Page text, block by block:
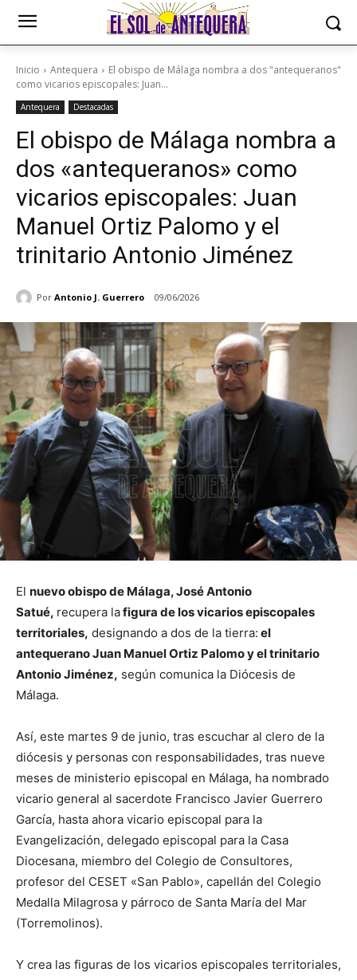
Inicio Antequera
El obispo de Málaga nombra a dos "antequeranos"
como vicarios episcopales: Juan...
Antequera Destacadas
El obispo de Málaga nombra a
dos «antequeranos» como
vicarios episcopales: Juan
Manuel Ortiz Palomo y el
trinitario Antonio Jiménez
Por Antonio J. Guerrero 09/06/2026
El nuevo obispo de Málaga, José Antonio
Satué, recupera lafigura de los vicarios episcopales
territoriales, designando a dos de la tierra: el
antequerano Juan Manuel Ortiz Palomo y el trinitario
Antonio Jiménez, según comunica la Diócesis de
Málaga.
Así, este martes 9 de junio, tras escuchar al clero de la
diócesis y personas con responsabilidades, tras nueve
meses de ministerio episcopal en Málaga, ha nombrado
vicario general al sacerdote Francisco Javier Guerrero
García, hasta ahora vicario episcopal para la
Evangelización, delegado episcopal para la Casa
Diocesana, miembro del Colegio de Consultores,
profesor del CESET «San Pablo», capellán del Colegio
Medalla Milagrosa y párroco de Santa María del Mar
(Torremolinos).
Y crea las figuras de los vicarios episcopales territoriales,